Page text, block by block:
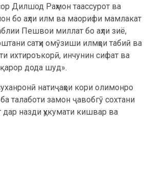
Дилшод Раҳмон таассурот ва
бо аҳли илм ва маорифи мамлакат
Пешвои миллат бо аҳли зиё,
сатҳи омӯзиши илмҳои табиӣ ва
ихтироъкорӣ, инчунин сифат ва
дода шуд».
натиҷаҳои кори олимонро
талаботи замон ҷавобгӯ сохтани
назди ҳукумати кишвар ва